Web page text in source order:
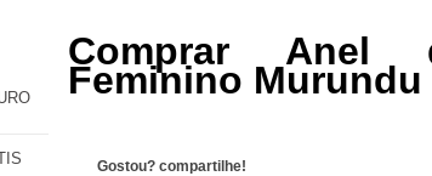
Comprar Anel
Feminino Murundu
Gostou? compartilhe!